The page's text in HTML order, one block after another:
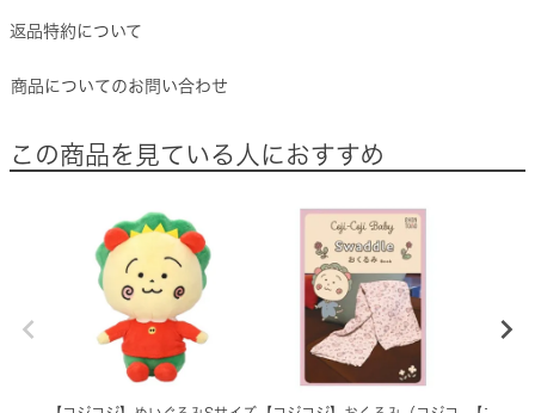
返品特約について
商品についてのお問い合わせ
この商品を見ている人におすすめ